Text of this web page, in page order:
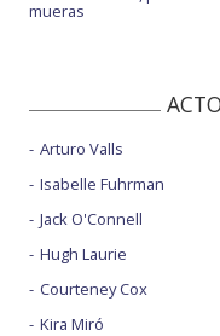
mueras
Arturo Valls
Isabelle Fuhrman
Jack O'Connell
Hugh Laurie
Courteney Cox
Kira Miró